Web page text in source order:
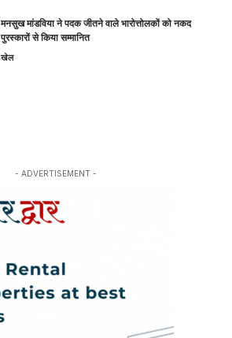
मनसुख मांडविया ने पदक जीतने वाले भारोत्तोलकों को नकद
पुरस्कारों से किया सम्मानित
खेल
- ADVERTISEMENT -